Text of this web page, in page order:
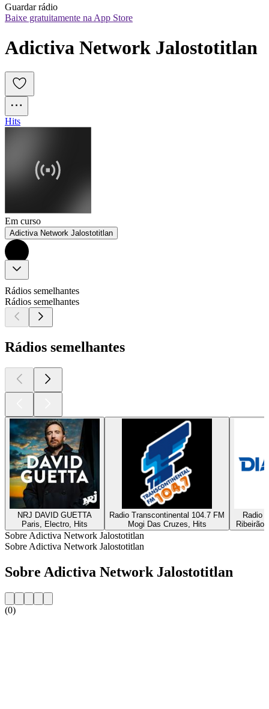
Guardar rádio
Baixe gratuitamente na App Store
Adictiva Network Jalostotitlan
Hits
Em curso
Adictiva Network Jalostotitlan
Rádios semelhantes
Rádios semelhantes
Rádios semelhantes
NRJ DAVID GUETTA
Paris, Electro, Hits
Radio Transcontinental 104.7 FM
Mogi Das Cruzes, Hits
Radio
Ribeirão
Sobre Adictiva Network Jalostotitlan
Sobre Adictiva Network Jalostotitlan
Sobre Adictiva Network Jalostotitlan
(0)